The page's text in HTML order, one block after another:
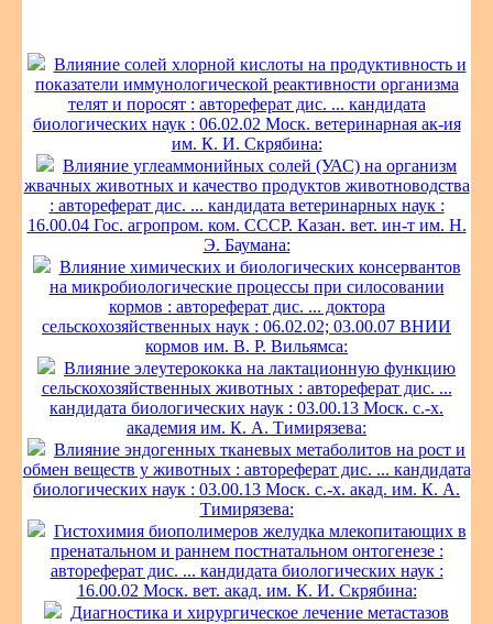
Влияние солей хлорной кислоты на продуктивность и
показатели иммунологической реактивности организма
телят и поросят : автореферат дис. ... кандидата
биологических наук : 06.02.02 Моск. ветеринарная ак-ия
им. К. И. Скрябина:
Влияние углеаммонийных солей (УАС) на организм
жвачных животных и качество продуктов животноводства
: автореферат дис. ... кандидата ветеринарных наук :
16.00.04 Гос. агропром. ком. СССР. Казан. вет. ин-т им. Н.
Э. Баумана:
Влияние химических и биологических консервантов
на микробиологические процессы при силосовании
кормов : автореферат дис. ... доктора
сельскохозяйственных наук : 06.02.02; 03.00.07 ВНИИ
кормов им. В. Р. Вильямса:
Влияние элеутерококка на лактационную функцию
сельскохозяйственных животных : автореферат дис. ...
кандидата биологических наук : 03.00.13 Моск. с.-х.
академия им. К. А. Тимирязева:
Влияние эндогенных тканевых метаболитов на рост и
обмен веществ у животных : автореферат дис. ... кандидата
биологических наук : 03.00.13 Моск. с.-х. акад. им. К. А.
Тимирязева:
Гистохимия биополимеров желудка млекопитающих в
пренатальном и раннем постнатальном онтогенезе :
автореферат дис. ... кандидата биологических наук :
16.00.02 Моск. вет. акад. им. К. И. Скрябина:
Диагностика и хирургическое лечение метастазов